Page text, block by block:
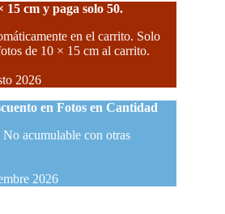
15 cm y paga solo 50.
en el carrito. Solo
de 10 × 15 cm al carrito.
2026
en Fotos en Cantidad
acumulable con otras
2026